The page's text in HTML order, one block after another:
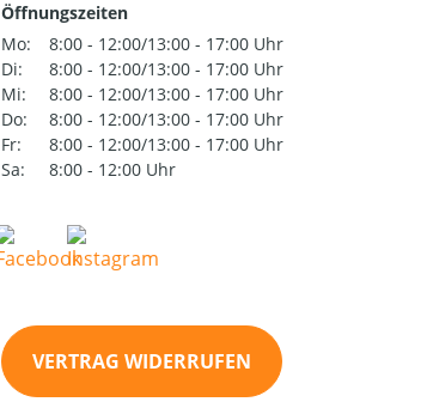
Öffnungszeiten
Mo:
8:00 - 12:00/13:00 - 17:00 Uhr
Di:
8:00 - 12:00/13:00 - 17:00 Uhr
Mi:
8:00 - 12:00/13:00 - 17:00 Uhr
Do:
8:00 - 12:00/13:00 - 17:00 Uhr
Fr:
8:00 - 12:00/13:00 - 17:00 Uhr
Sa:
8:00 - 12:00 Uhr
VERTRAG WIDERRUFEN